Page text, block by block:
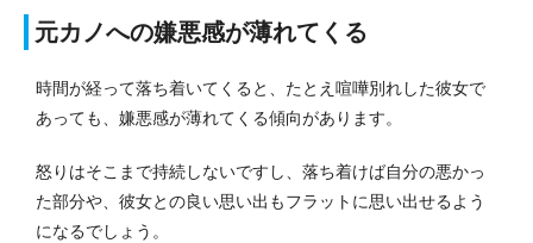
元カノへの嫌悪感が薄れてくる
時間が経って落ち着いてくると、たとえ喧嘩別れした彼女で
あっても、嫌悪感が薄れてくる傾向があります。
怒りはそこまで持続しないですし、落ち着けば自分の悪かっ
た部分や、彼女との良い思い出もフラットに思い出せるよう
になるでしょう。